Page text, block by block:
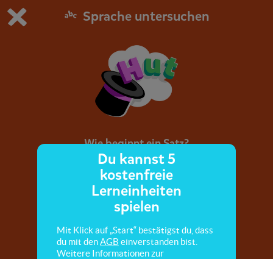
Du spielst die kostenfreie Testversion von scoyo.
Jetzt bestellen
0 1
Sprache untersuchen
Wie beginnt ein Satz?
Hier lernst du, dass ein Satzanfang immer
großgeschrieben wird und woran du einen
Satzanfang erkennst.
Du kannst 5
kostenfreie
Lerneinheiten
spielen
Mit Klick auf „Start“ bestätigst du, dass
du mit denAGB einverstanden bist.
Weitere Informationen zur